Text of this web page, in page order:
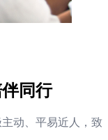
同行
动、平易近人，致